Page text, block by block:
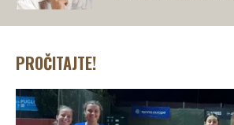
PROČITAJTE!